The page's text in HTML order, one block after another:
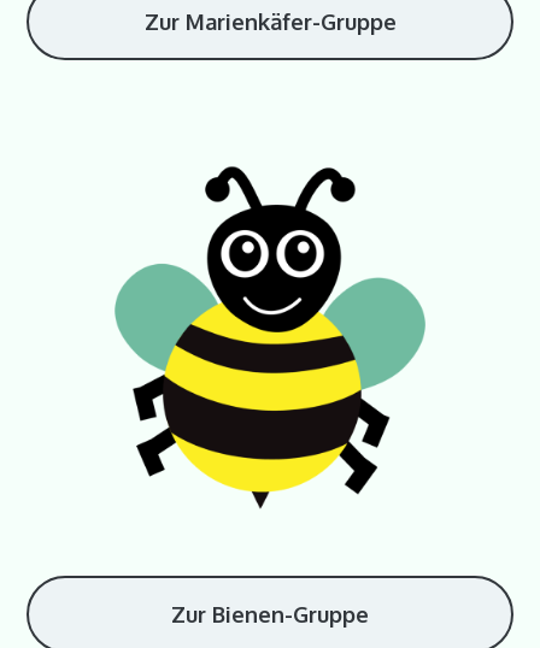
Zur Marienkäfer-Gruppe
Zur Bienen-Gruppe